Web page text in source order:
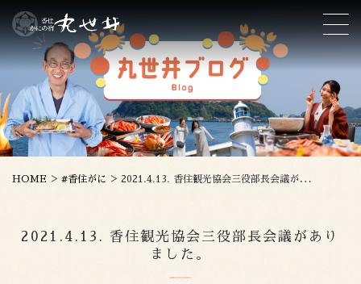
HOME > #香住がに > 2021.4.13. 香住観光協会三役部長会議がありました。
2021.4.13. 香住観光協会三役部長会議があり
ました。